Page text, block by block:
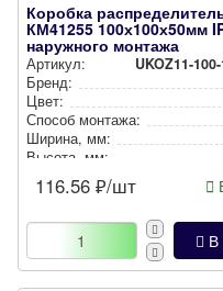
Коробка
КМ41255 100х100х50мм
наружного монтажа
Артикул:
UKOZ11-
Бренд:
Цвет:
Способ монтажа:
Ширина, мм:
Высота, мм:
Глубина, мм:
Степень защиты:
116.56 ₽/шт